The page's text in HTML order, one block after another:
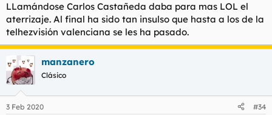
:
LLamándose Carlos Castañeda daba para mas LOL el
aterrizaje. Al final ha sido tan insulso que hasta a los de la
telhezvisión valenciana se les ha pasado.
manzanero
Clásico
3 Feb 2020 #34